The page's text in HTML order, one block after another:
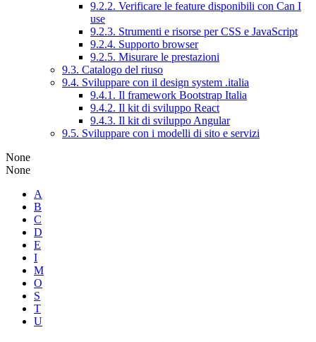
9.2.2. Verificare le feature disponibili con Can I
use
9.2.3. Strumenti e risorse per CSS e JavaScript
9.2.4. Supporto browser
9.2.5. Misurare le prestazioni
9.3. Catalogo del riuso
9.4. Sviluppare con il design system .italia
9.4.1. Il framework Bootstrap Italia
9.4.2. Il kit di sviluppo React
9.4.3. Il kit di sviluppo Angular
9.5. Sviluppare con i modelli di sito e servizi
None
None
A
B
C
D
E
I
M
O
S
T
U